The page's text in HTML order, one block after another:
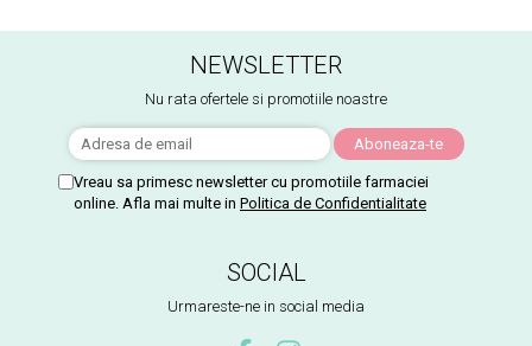
NEWSLETTER
Nu rata ofertele si promotiile noastre
Vreau sa primesc newsletter cu promotiile farmaciei
online. Afla mai multe in Politica de Confidentialitate
SOCIAL
Urmareste-ne in social media